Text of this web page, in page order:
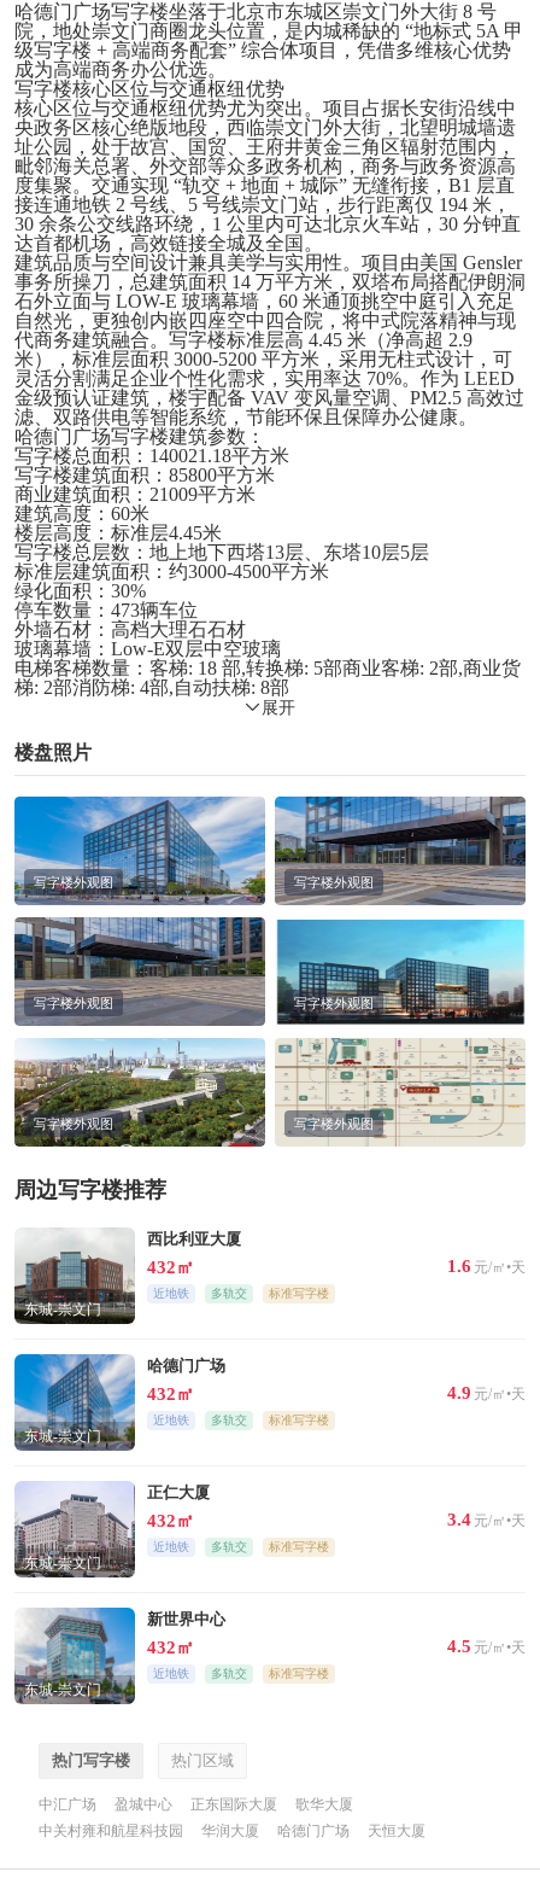
哈德门广场写字楼坐落于北京市东城区崇文门外大街 8 号
院，地处崇文门商圈龙头位置，是内城稀缺的 “地标式 5A 甲
级写字楼 + 高端商务配套” 综合体项目，凭借多维核心优势
成为高端商务办公优选。
写字楼核心区位与交通枢纽优势
核心区位与交通枢纽优势尤为突出。项目占据长安街沿线中
央政务区核心绝版地段，西临崇文门外大街，北望明城墙遗
址公园，处于故宫、国贸、王府井黄金三角区辐射范围内，
毗邻海关总署、外交部等众多政务机构，商务与政务资源高
度集聚。交通实现 “轨交 + 地面 + 城际” 无缝衔接，B1 层直
接连通地铁 2 号线、5 号线崇文门站，步行距离仅 194 米，
30 余条公交线路环绕，1 公里内可达北京火车站，30 分钟直
达首都机场，高效链接全城及全国。
建筑品质与空间设计兼具美学与实用性。项目由美国 Gensler
事务所操刀，总建筑面积 14 万平方米，双塔布局搭配伊朗洞
石外立面与 LOW-E 玻璃幕墙，60 米通顶挑空中庭引入充足
自然光，更独创内嵌四座空中四合院，将中式院落精神与现
代商务建筑融合。写字楼标准层高 4.45 米（净高超 2.9
米），标准层面积 3000-5200 平方米，采用无柱式设计，可
灵活分割满足企业个性化需求，实用率达 70%。作为 LEED
金级预认证建筑，楼宇配备 VAV 变风量空调、PM2.5 高效过
滤、双路供电等智能系统，节能环保且保障办公健康。
哈德门广场写字楼建筑参数：
写字楼总面积：140021.18平方米
写字楼建筑面积：85800平方米
商业建筑面积：21009平方米
建筑高度：60米
楼层高度：标准层4.45米
写字楼总层数：地上地下西塔13层、东塔10层5层
标准层建筑面积：约3000-4500平方米
绿化面积：30%
停车数量：473辆车位
外墙石材：高档大理石石材
玻璃幕墙：Low-E双层中空玻璃
电梯客梯数量：客梯: 18 部,转换梯: 5部商业客梯: 2部,商业货
梯: 2部消防梯: 4部,自动扶梯: 8部
展开
楼盘照片
写字楼外观图 写字楼外观图
写字楼外观图 写字楼外观图
写字楼外观图 写字楼外观图
周边写字楼推荐
东城-崇文门
西比利亚大厦
432㎡ 1.6 元/㎡•天
近地铁 多轨交 标准写字楼
东城-崇文门
哈德门广场
432㎡ 4.9 元/㎡•天
近地铁 多轨交 标准写字楼
东城-崇文门
正仁大厦
432㎡ 3.4 元/㎡•天
近地铁 多轨交 标准写字楼
东城-崇文门
新世界中心
432㎡ 4.5 元/㎡•天
近地铁 多轨交 标准写字楼
热门写字楼 热门区域
中汇广场 盈城中心 正东国际大厦
歌华大厦
中关村雍和航星科技园
华润大厦 哈德门广场 天恒大厦